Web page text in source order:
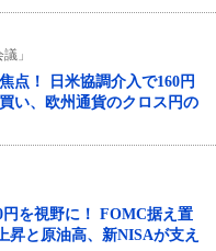
」
点！ 日米協調介入で160円
い、欧州通貨のクロス円の
を視野に！ FOMC据え置
昇と原油高、新NISAが支え